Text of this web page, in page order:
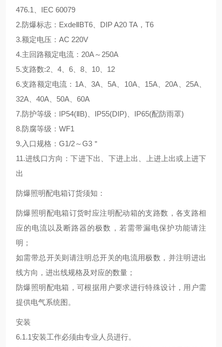
476.1、IEC 60079
2.防爆标志：ExdeⅡBT6、DIP A20 TA，T6
3.额定电压：AC 220V
4.主回路额定电流：20A～250A
5.支路数:2、4、6、8、10、12
6.支路额定电流：1A、3A、5A、10A、15A、20A、25A、
32A、40A、50A、60A
7.防护等级：IP54(ⅡB)、IP55(DIP)、IP65(配防雨罩)
8.防腐等级：WF1
9.入口规格：G1/2～G3＂
11.进线口方向：下进下出、下进上出、上进上出或上进下
出
防爆照明配电箱订货须知：
防爆照明配电箱订货时应注明配动箱的支路数，各支路相
应的电流以及断路器的极数，若需带漏电保护功能请注
明；
如需带总开关则请注明总开关的电流用极数，并注明进出
线方向，进出线规格及对应的数量；
防爆照明配电箱，可根据用户要求进行特殊设计，用户需
提供电气系统图。
安装
6.1.1安装工作必须由专业人员进行。